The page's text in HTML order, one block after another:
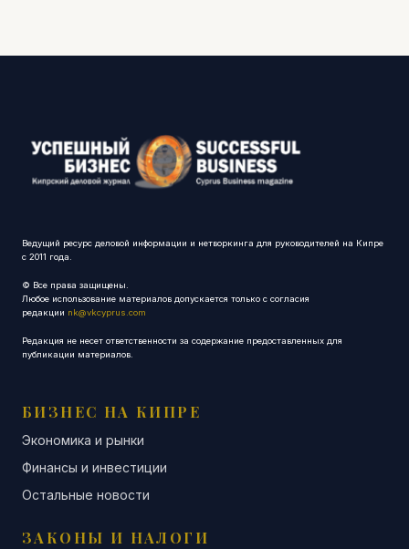
Ведущий ресурс деловой информации и нетворкинга для руководителей на Кипре
с 2011 года.
© Все права защищены.
Любое использование материалов допускается только с согласия
редакции nk@vkcyprus.com
Редакция не несет ответственности за содержание предоставленных для
публикации материалов.
БИЗНЕС НА КИПРЕ
Экономика и рынки
Финансы и инвестиции
Остальные новости
ЗАКОНЫ И НАЛОГИ